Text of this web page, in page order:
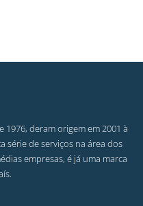
1976, deram origem em 2001 à
série de serviços na área dos
empresas, é já uma marca